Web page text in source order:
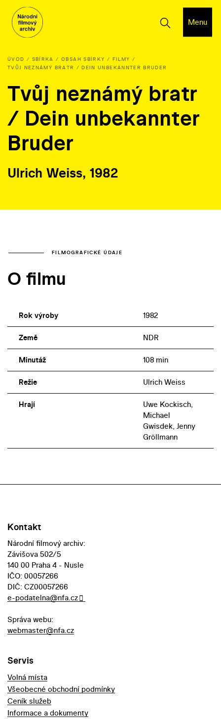
Menu
ÚVOD SBÍRKA OBSAH SBÍRKY
FILMY
TVŮJ NEZNÁMÝ BRATR / DEIN UNBEKANNTER BRUDER
Tvůj neznámý bratr
/ Dein unbekannter
Bruder
Ulrich Weiss, 1982
FILMOGRAFICKÉ ÚDAJE
O filmu
Rok výroby 1982
Země NDR
Minutáž 108 min
Režie Ulrich Weiss
Hrají
Uwe Kockisch,
Michael
Gwisdek, Jenny
Gröllmann
Kontakt
Národní filmový archiv:
Závišova 502/5
140 00 Praha 4 - Nusle
IČO: 00057266
DIČ: CZ00057266
e-podatelna@nfa.cz
Správa webu:
webmaster@nfa.cz
Servis
Volná místa
Všeobecné obchodní podmínky
Ceník služeb
Informace a dokumenty